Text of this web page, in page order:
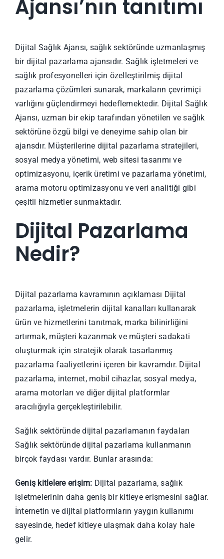
Ajansı’nın tanıtımı
Dijital Sağlık Ajansı, sağlık sektöründe uzmanlaşmış
bir dijital pazarlama ajansıdır. Sağlık işletmeleri ve
sağlık profesyonelleri için özelleştirilmiş dijital
pazarlama çözümleri sunarak, markaların çevrimiçi
varlığını güçlendirmeyi hedeflemektedir. Dijital Sağlık
Ajansı, uzman bir ekip tarafından yönetilen ve sağlık
sektörüne özgü bilgi ve deneyime sahip olan bir
ajansdır. Müşterilerine dijital pazarlama stratejileri,
sosyal medya yönetimi, web sitesi tasarımı ve
optimizasyonu, içerik üretimi ve pazarlama yönetimi,
arama motoru optimizasyonu ve veri analitiği gibi
çeşitli hizmetler sunmaktadır.
Dijital Pazarlama
Nedir?
Dijital pazarlama kavramının açıklaması Dijital
pazarlama, işletmelerin dijital kanalları kullanarak
ürün ve hizmetlerini tanıtmak, marka bilinirliğini
artırmak, müşteri kazanmak ve müşteri sadakati
oluşturmak için stratejik olarak tasarlanmış
pazarlama faaliyetlerini içeren bir kavramdır. Dijital
pazarlama, internet, mobil cihazlar, sosyal medya,
arama motorları ve diğer dijital platformlar
aracılığıyla gerçekleştirilebilir.
Sağlık sektöründe dijital pazarlamanın faydaları
Sağlık sektöründe dijital pazarlama kullanmanın
birçok faydası vardır. Bunlar arasında:
Geniş kitlelere erişim: Dijital pazarlama, sağlık
işletmelerinin daha geniş bir kitleye erişmesini sağlar.
İnternetin ve dijital platformların yaygın kullanımı
sayesinde, hedef kitleye ulaşmak daha kolay hale
gelir.